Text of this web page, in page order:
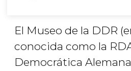
El Museo de la DDR
conocida como la
Democrática